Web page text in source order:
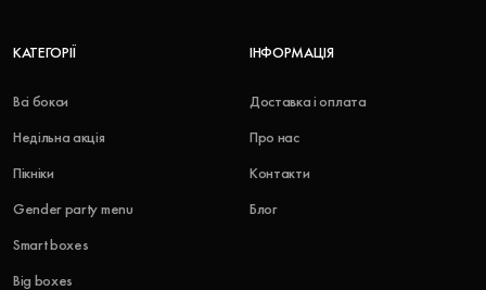
КАТЕГОРІЇ
Всі бокси
Недільна акція
Пікніки
Gender party menu
Smart boxes
Big boxes
ІНФОРМАЦІЯ
Доставка і оплата
Про нас
Контакти
Блог